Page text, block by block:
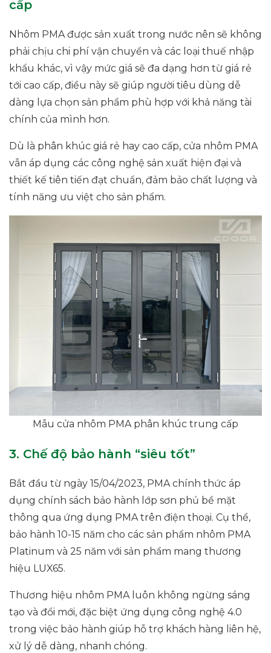
cấp
Nhôm PMA được sản xuất trong nước nên sẽ không
phải chịu chi phí vận chuyển và các loại thuế nhập
khẩu khác, vì vậy mức giá sẽ đa dạng hơn từ giá rẻ
tới cao cấp, điều này sẽ giúp người tiêu dùng dễ
dàng lựa chọn sản phẩm phù hợp với khả năng tài
chính của mình hơn.
Dù là phân khúc giá rẻ hay cao cấp, cửa nhôm PMA
vẫn áp dụng các công nghệ sản xuất hiện đại và
thiết kế tiên tiến đạt chuẩn, đảm bảo chất lượng và
tính năng ưu việt cho sản phẩm.
Mẫu cửa nhôm PMA phân khúc trung cấp
3. Chế độ bảo hành “siêu tốt”
Bắt đầu từ ngày 15/04/2023, PMA chính thức áp
dụng chính sách bảo hành lớp sơn phủ bề mặt
thông qua ứng dụng PMA trên điện thoại. Cụ thể,
bảo hành 10-15 năm cho các sản phẩm nhôm PMA
Platinum và 25 năm với sản phẩm mang thương
hiệu LUX65.
Thương hiệu nhôm PMA luôn không ngừng sáng
tạo và đổi mới, đặc biệt ứng dụng công nghệ 4.0
trong việc bảo hành giúp hỗ trợ khách hàng liên hệ,
xử lý dễ dàng, nhanh chóng.